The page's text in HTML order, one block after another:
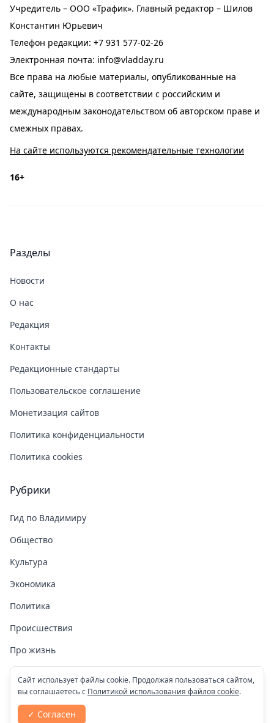
Учредитель – ООО «Трафик». Главный редактор – Шилов
Константин Юрьевич
Телефон редакции: +7 931 577-02-26
Электронная почта: info@vladday.ru
Все права на любые материалы, опубликованные на
сайте, защищены в соответствии с российским и
международным законодательством об авторском праве и
смежных правах.
На сайте используются рекомендательные технологии
16+
Разделы
Новости
О нас
Редакция
Контакты
Редакционные стандарты
Пользовательское соглашение
Монетизация сайтов
Политика конфиденциальности
Политика cookies
Рубрики
Гид по Владимиру
Общество
Культура
Экономика
Политика
Происшествия
Про жизнь
Здоровье
COVID-19
Спорт
Сайт использует файлы cookie. Продолжая пользоваться сайтом,
вы соглашаетесь с Политикой использования файлов cookie.
✓ Согласен